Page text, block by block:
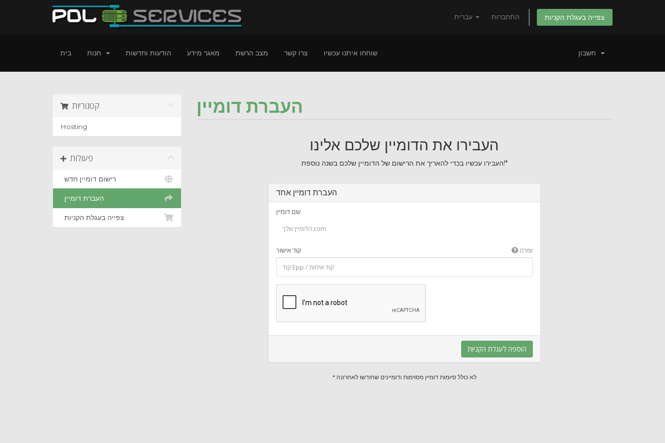
התחברות צפייה בעגלת הקניות
בית הודעות וחדשות מאגר מידע מצב הרשת צרו קשר שוחחו איתנו עכשיו
העברת דומיין קטגוריות
Hosting
פעולות
רישום דומיין חדש
העברת דומיין
צפייה בעגלת הקניות
העבירו את הדומיין שלכם אלינו
העבירו עכשיו בכדי להאריך את הרישום של הדומיין שלכם בשנה נוספת!*
העברת דומיין אחד
שם דומיין
קוד אישור עזרה
הוספה לעגלת הקניות
* לא כולל סיומות דומיין מסוימות ודומיינים שחודשו לאחרונה